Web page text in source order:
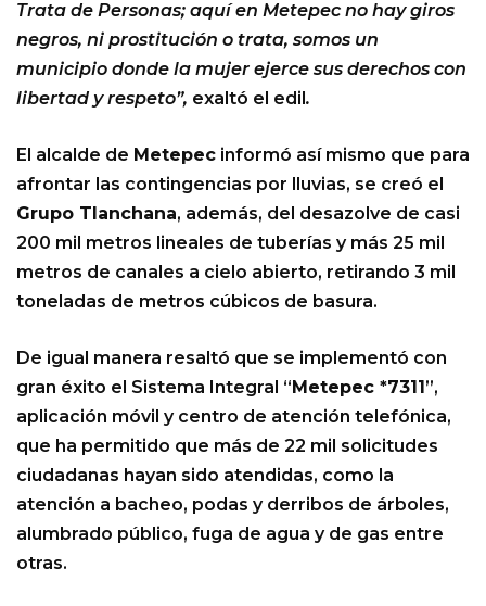
Trata de Personas; aquí en Metepec no hay giros
negros, ni prostitución o trata, somos un
municipio donde la mujer ejerce sus derechos con
libertad y respeto”, exaltó el edil.
El alcalde de Metepec informó así mismo que para
afrontar las contingencias por lluvias, se creó el
Grupo Tlanchana, además, del desazolve de casi
200 mil metros lineales de tuberías y más 25 mil
metros de canales a cielo abierto, retirando 3 mil
toneladas de metros cúbicos de basura.
De igual manera resaltó que se implementó con
gran éxito el Sistema Integral “Metepec *7311”,
aplicación móvil y centro de atención telefónica,
que ha permitido que más de 22 mil solicitudes
ciudadanas hayan sido atendidas, como la
atención a bacheo, podas y derribos de árboles,
alumbrado público, fuga de agua y de gas entre
otras.